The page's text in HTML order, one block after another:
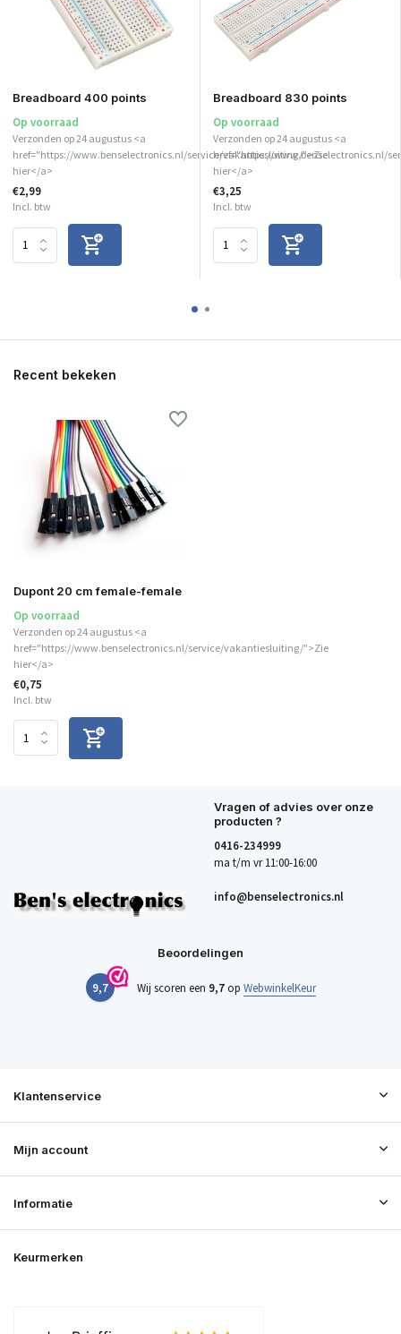
Breadboard 400 points
Op voorraad
Verzonden op 24 augustus <a
href="https://www.benselectronics.nl/service/vakantiesluiting/">Zie
hier</a>
€2,99
Incl. btw
Breadboard 830 points
Op voorraad
Verzonden op 24 augustus <a
href="https://www.benselectronics.nl/
hier</a>
€3,25
Incl. btw
Recent bekeken
Dupont 20 cm female-female
Op voorraad
Verzonden op 24 augustus <a
href="https://www.benselectronics.nl/service/vakantiesluiting/">Zie
hier</a>
€0,75
Incl. btw
Vragen of advies over onze
producten ?
0416-234999
ma t/m vr 11:00-16:00
info@benselectronics.nl
Beoordelingen
9,7 Wij scoren een 9,7op WebwinkelKeur
Klantenservice
Mijn account
Informatie
Keurmerken